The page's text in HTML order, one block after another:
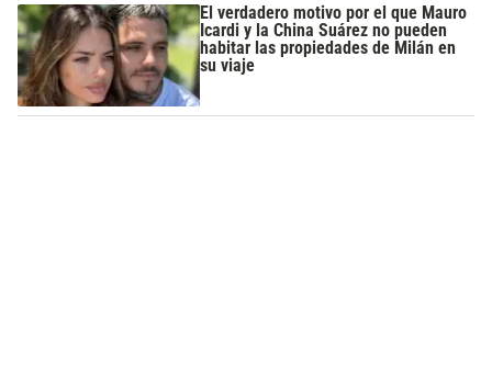
El verdadero motivo por el que Mauro
Icardi y la China Suárez no pueden
habitar las propiedades de Milán en
su viaje